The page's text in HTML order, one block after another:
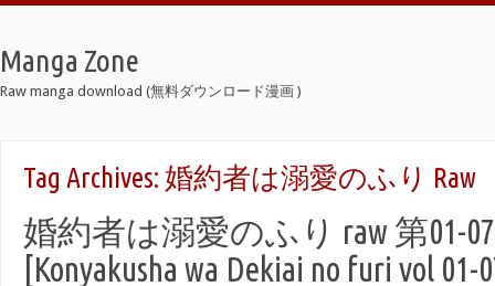
Manga Zone
Raw manga download (無料ダウンロード漫画 )
Tag Archives: 婚約者は溺愛のふり Raw
婚約者は溺愛のふり raw 第01-
[Konyakusha wa Dekiai no furi vol 01-